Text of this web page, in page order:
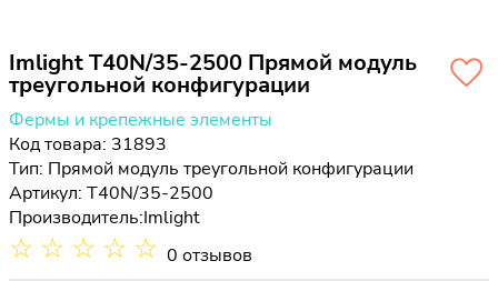
Imlight T40N/35-2500 Прямой модуль
треугольной конфигурации
Фермы и крепежные элементы
Код товара: 31893
Тип: Прямой модуль треугольной конфигурации
Артикул: T40N/35-2500
Производитель:Imlight
☆ ☆ ☆ ☆ ☆ 0 отзывов